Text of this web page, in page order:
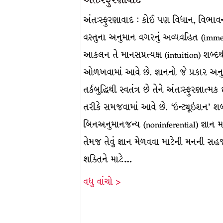
અંત:સ્ફુરણાવાદ : કોઈ પણ વિધાન,
વસ્તુના અનુમાન વગરનું અવ્યવહિત
આકલન તે માનસપ્રત્યક્ષ (intuition)
ઓળખવામાં આવે છે. જ્ઞાનનો જે પ્રકાર
તર્કબુદ્ધિથી સ્વતંત્ર છે તેને અંત:સ્ફુરણાત્મક
તરીકે સમજવામાં આવે છે. ‘ઇન્ટ્યૂઇશન’
બિનઅનુમાનજન્ય (noninferential) જ્ઞાન
તેમજ તેવું જ્ઞાન મેળવવા માટેની મનની
શક્તિને માટે…
વધુ વાંચો >